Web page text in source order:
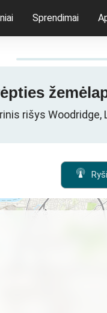
Sprendimai
rišys Woodridge,